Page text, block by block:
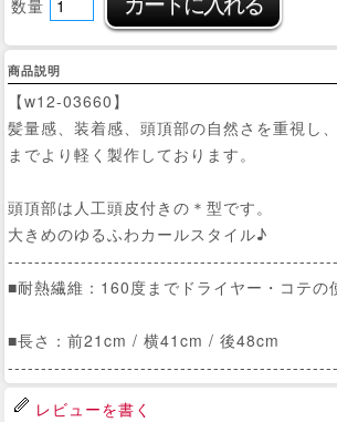
数量
商品説明
【w12-03660】
髪量感、装着感、頭頂部の自然さを重視し
までより軽く製作しております。
頭頂部は人工頭皮付きの＊型です。
大きめのゆるふわカールスタイル♪
■耐熱繊維：160度までドライヤー・コテの
■長さ：前21cm / 横41cm / 後48cm
レビューを書く